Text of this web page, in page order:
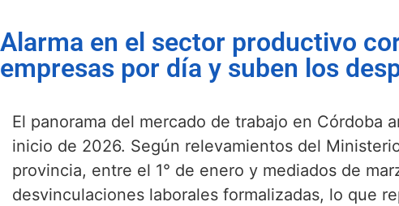
Alarma en el sector productivo
empresas por día y suben los
El panorama del mercado de trabajo en Córdoba
inicio de 2026. Según relevamientos del
provincia, entre el 1° de enero y mediados de
desvinculaciones laborales formalizadas, lo que